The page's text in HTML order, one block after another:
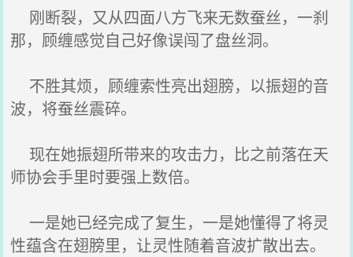
刚断裂，又从四面八方飞来无数蚕丝，一刹
那，顾缠感觉自己好像误闯了盘丝洞。
不胜其烦，顾缠索性亮出翅膀，以振翅的音
波，将蚕丝震碎。
现在她振翅所带来的攻击力，比之前落在天
师协会手里时要强上数倍。
一是她已经完成了复生，一是她懂得了将灵
性蕴含在翅膀里，让灵性随着音波扩散出去。